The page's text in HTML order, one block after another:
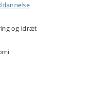
og Idræt